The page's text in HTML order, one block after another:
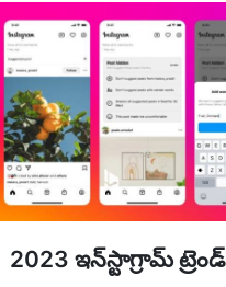
2023 ఇన్‌స్టాగ్రామ్